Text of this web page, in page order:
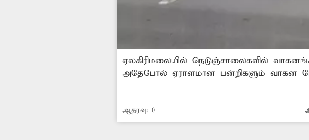
ஏலகிரிமலையில் நெடுஞ்சாலைகளில்
அதேபோல் ஏராளமான பன்றிகளும் வாகன
சுற்றித்திரிகின்றன. இதனால் அடிக்கடி
பன்றி வளர்ப்பவர்கள் மீது உரிய
-கருணாநிதி, ஏலகிரி.
ஆதரவு: 0